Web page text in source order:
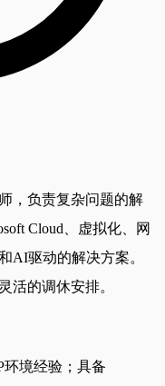
，负责复杂问题的解
Cloud、虚拟化、网
AI驱动的解决方案。
活的调休安排。
环境经验；具备